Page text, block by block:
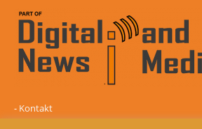
- Kontakt